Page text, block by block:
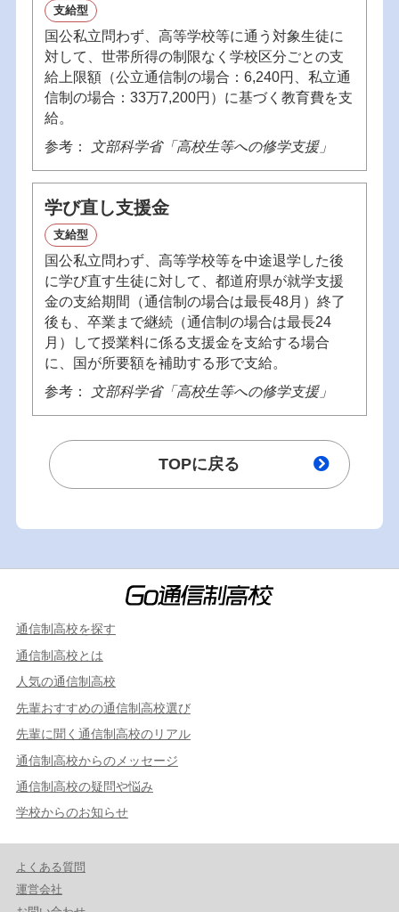
支給型
国公私立問わず、高等学校等に通う対象生徒に
対して、世帯所得の制限なく学校区分ごとの支
給上限額（公立通信制の場合：6,240円、私立通
信制の場合：33万7,200円）に基づく教育費を支
給。
参考：
文部科学省「高校生等への修学支援」
学び直し支援金
支給型
国公私立問わず、高等学校等を中途退学した後
に学び直す生徒に対して、都道府県が就学支援
金の支給期間（通信制の場合は最長48月）終了
後も、卒業まで継続（通信制の場合は最長24
月）して授業料に係る支援金を支給する場合
に、国が所要額を補助する形で支給。
参考：
文部科学省「高校生等への修学支援」
TOPに戻る
通信制高校を探す
通信制高校とは
人気の通信制高校
先輩おすすめの通信制高校選び
先輩に聞く通信制高校のリアル
通信制高校からのメッセージ
通信制高校の疑問や悩み
学校からのお知らせ
よくある質問
運営会社